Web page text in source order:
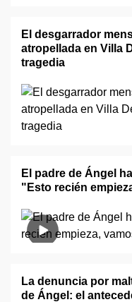
El desgarrador
atropellada en Villa
tragedia
El padre de Ángel
"Esto recién
La denuncia por
de Ángel: el